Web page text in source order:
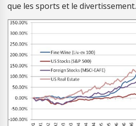
que les sports et le divertissement.